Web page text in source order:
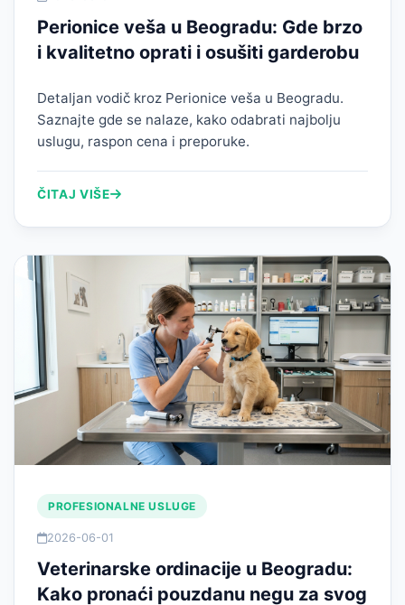
Perionice veša u Beogradu: Gde brzo
i kvalitetno oprati i osušiti garderobu
Detaljan vodič kroz Perionice veša u Beogradu.
Saznajte gde se nalaze, kako odabrati najbolju
uslugu, raspon cena i preporuke.
ČITAJ VIŠE
PROFESIONALNE USLUGE
2026-06-01
Veterinarske ordinacije u Beogradu:
Kako pronaći pouzdanu negu za svog